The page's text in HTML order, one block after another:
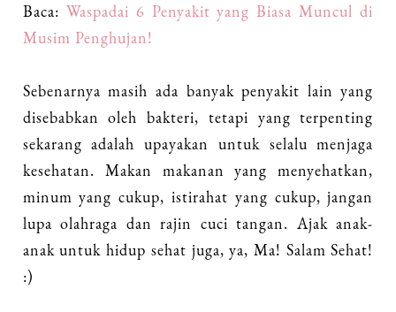
Baca: Waspadai 6 Penyakit yang Biasa Muncul di
Musim Penghujan!
Sebenarnya masih ada banyak penyakit lain yang
disebabkan oleh bakteri, tetapi yang terpenting
sekarang adalah upayakan untuk selalu menjaga
kesehatan. Makan makanan yang menyehatkan,
minum yang cukup, istirahat yang cukup, jangan
lupa olahraga dan rajin cuci tangan. Ajak anak-
anak untuk hidup sehat juga, ya, Ma! Salam Sehat!
:)